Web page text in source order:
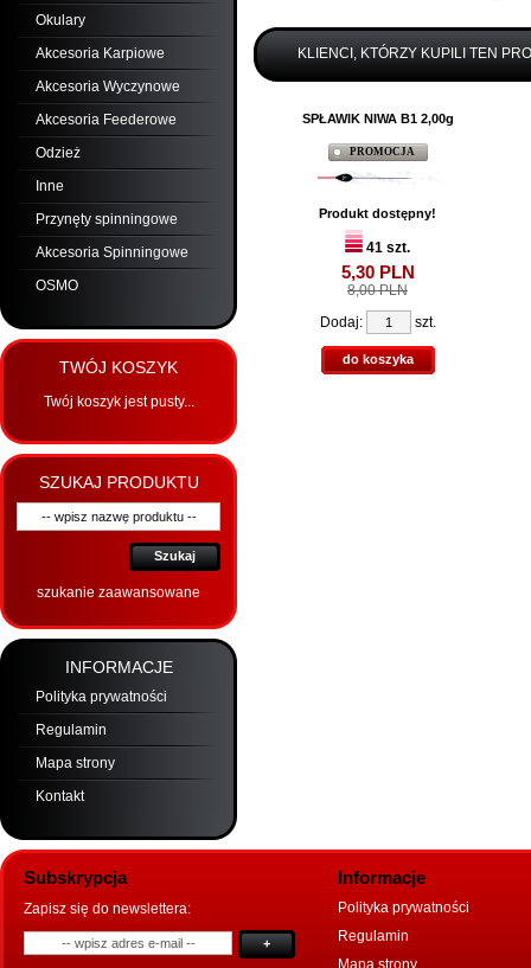
Okulary
Akcesoria Karpiowe
Akcesoria Wyczynowe
Akcesoria Feederowe
Odzież
Inne
Przynęty spinningowe
Akcesoria Spinningowe
OSMO
TWÓJ KOSZYK
Twój koszyk jest pusty...
SZUKAJ PRODUKTU
Szukaj
szukanie zaawansowane
INFORMACJE
Polityka prywatności
Regulamin
Mapa strony
Kontakt
KLIENCI, KTÓRZY KUPILI TEN
SPŁAWIK NIWA B1 2,00g
PROMOCJA
Produkt dostępny!
41 szt.
5,30PLN
8,00 PLN
Dodaj:
szt.
do koszyka
Informacje
Subskrypcja
Zapisz się do newslettera:
+
Polityka prywatności
Regulamin
Mapa strony